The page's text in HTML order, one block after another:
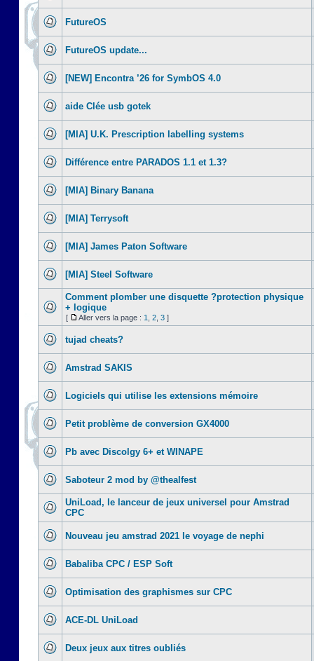
FutureOS
FutureOS update...
[NEW] Encontra ’26 for SymbOS 4.0
aide Clée usb gotek
[MIA] U.K. Prescription labelling systems
Différence entre PARADOS 1.1 et 1.3?
[MIA] Binary Banana
[MIA] Terrysoft
[MIA] James Paton Software
[MIA] Steel Software
Comment plomber une disquette ?protection physique
+ logique
[ Aller vers la page : 1 2 3 ]
tujad cheats?
Amstrad SAKIS
Logiciels qui utilise les extensions mémoire
Petit problème de conversion GX4000
Pb avec Discolgy 6+ et WINAPE
Saboteur 2 mod by @thealfest
UniLoad, le lanceur de jeux universel pour Amstrad
CPC
Nouveau jeu amstrad 2021 le voyage de nephi
Babaliba CPC / ESP Soft
Optimisation des graphismes sur CPC
ACE-DL UniLoad
Deux jeux aux titres oubliés